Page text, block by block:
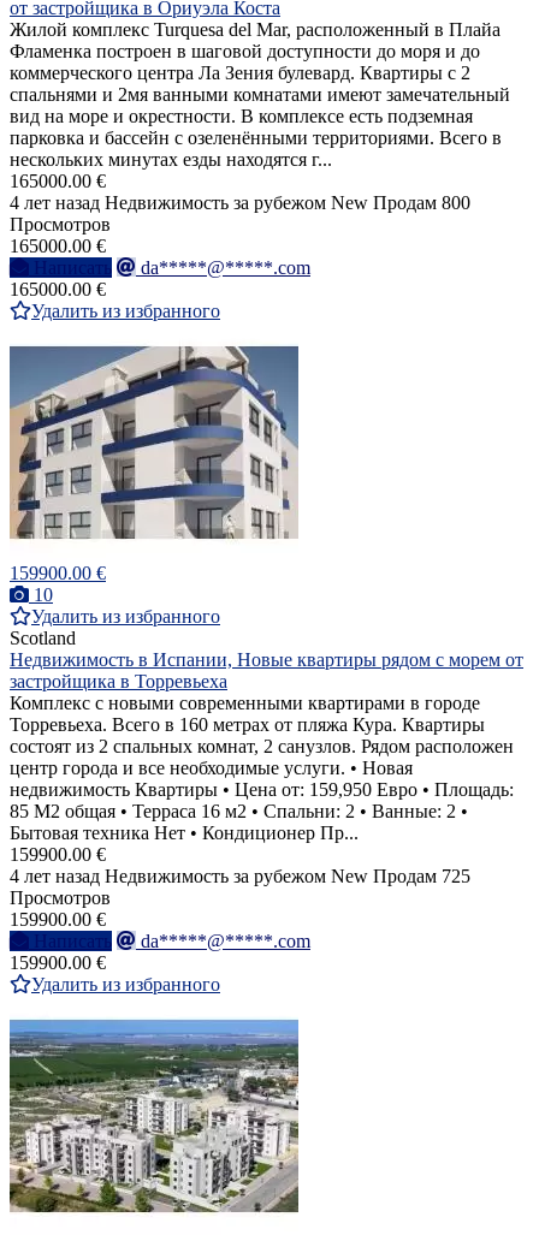
от застройщика в Ориуэла Коста
Жилой комплекс Turquesa del Mar, расположенный в Плайа
Фламенка построен в шаговой доступности до моря и до
коммерческого центра Ла Зения булевард. Квартиры с 2
спальнями и 2мя ванными комнатами имеют замечательный
вид на море и окрестности. В комплексе есть подземная
парковка и бассейн с озеленёнными территориями. Всего в
нескольких минутах езды находятся г...
165000.00 €
4 лет назад Недвижимость за рубежом New Продам 800
Просмотров
165000.00 €
Написать
da*****@*****.com
165000.00 €
Удалить из избранного
159900.00 €
10
Удалить из избранного
Scotland
Недвижимость в Испании, Новые квартиры рядом с морем от
застройщика в Торревьеха
Комплекс с новыми современными квартирами в городе
Торревьеха. Всего в 160 метрах от пляжа Кура. Квартиры
состоят из 2 спальных комнат, 2 санузлов. Рядом расположен
центр города и все необходимые услуги. • Новая
недвижимость Квартиры • Цена от: 159,950 Евро • Площадь:
85 M2 общая • Терраса 16 м2 • Спальни: 2 • Ванные: 2 •
Бытовая техника Нет • Кондиционер Пр...
159900.00 €
4 лет назад Недвижимость за рубежом New Продам 725
Просмотров
159900.00 €
Написать
da*****@*****.com
159900.00 €
Удалить из избранного